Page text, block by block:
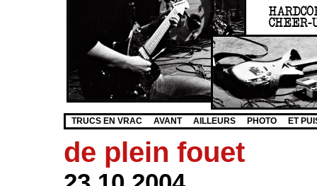
TRUCS EN VRAC AVANT AILLEURS PHOTO ET
de plein fouet